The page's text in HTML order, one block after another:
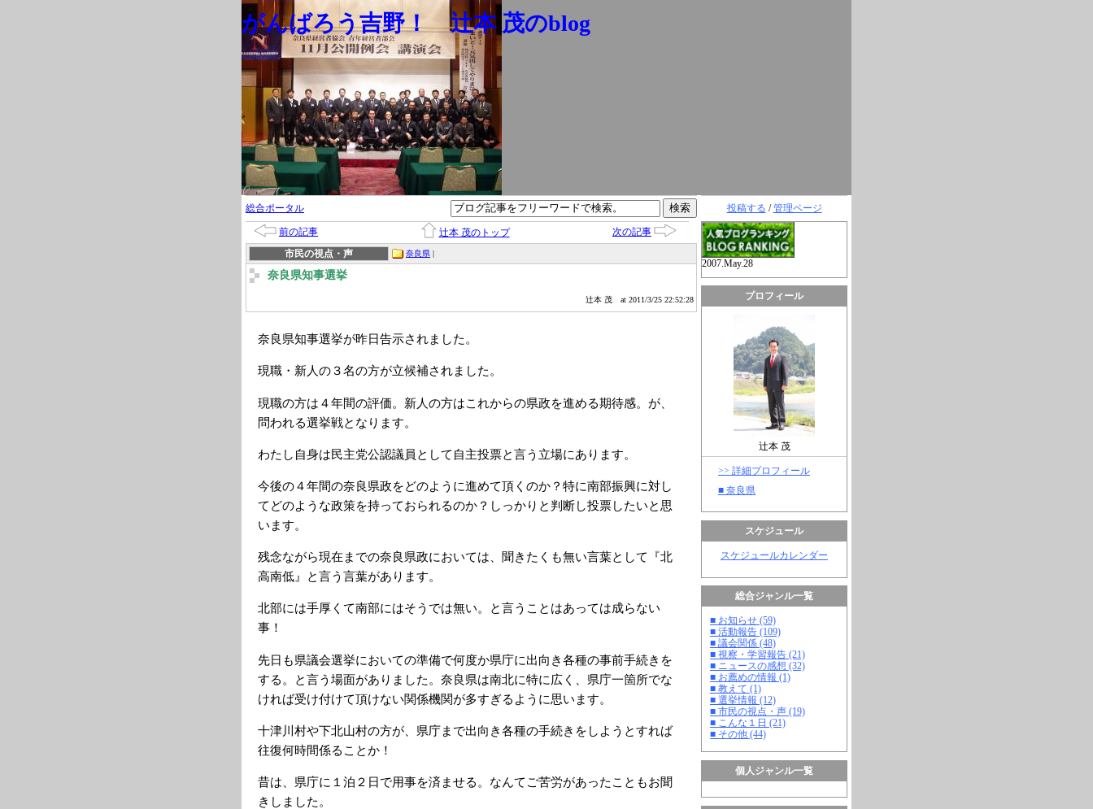
がんばろう吉野！ 辻本 茂のblog
投稿する /管理ページ
2007.May.28
プロフィール
辻本 茂
>> 詳細プロフィール
■ 奈良県
スケジュール
スケジュールカレンダー
総合ジャンル一覧
■ お知らせ (59)
■ 活動報告 (109)
■ 議会関係 (48)
■ 視察・学習報告 (21)
■ ニュースの感想 (32)
■ お薦めの情報 (1)
■ 教えて (1)
■ 選挙情報 (12)
■ 市民の視点・声 (19)
■ こんな１日 (21)
■ その他 (44)
個人ジャンル一覧
総合ポータル
前の記事 辻本 茂のトップ
次の記事
市民の視点・声
奈良県 |
奈良県知事選挙
辻本 茂 at 2011/3/25 22:52:28
奈良県知事選挙が昨日告示されました。
現職・新人の３名の方が立候補されました。
現職の方は４年間の評価。新人の方はこれからの県政を進める期待感。が、
問われる選挙戦となります。
わたし自身は民主党公認議員として自主投票と言う立場にあります。
今後の４年間の奈良県政をどのように進めて頂くのか？特に南部振興に対し
てどのような政策を持っておられるのか？しっかりと判断し投票したいと思
います。
残念ながら現在までの奈良県政においては、聞きたくも無い言葉として『北
高南低』と言う言葉があります。
北部には手厚くて南部にはそうでは無い。と言うことはあっては成らない
事！
先日も県議会選挙においての準備で何度か県庁に出向き各種の事前手続きを
する。と言う場面がありました。奈良県は南北に特に広く、県庁一箇所でな
ければ受け付けて頂けない関係機関が多すぎるように思います。
十津川村や下北山村の方が、県庁まで出向き各種の手続きをしようとすれば
往復何時間係ることか！
昔は、県庁に１泊２日で用事を済ませる。なんてご苦労があったこともお聞
きしました。